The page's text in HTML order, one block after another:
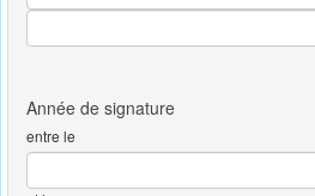
entre le